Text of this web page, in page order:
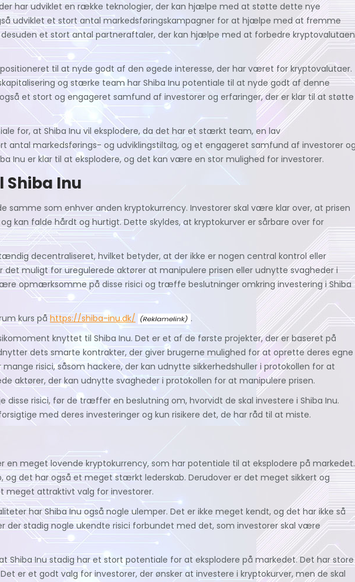
har udviklet en række teknologier, der kan hjælpe med at støtte dette nye
udviklet et stort antal markedsføringskampagner for at hjælpe med at fremme
et stort antal partneraftaler, der kan hjælpe med at forbedre
til at nyde godt af den øgede interesse, der har været for kryptovalutaer.
og stærke team har Shiba Inu potentiale til at nyde godt af denne
et stort og engageret samfund af investorer og erfaringer, der er klar til at støtte
for, at Shiba Inu vil eksplodere, da det har et stærkt team, en lav
antal markedsførings- og udviklingstiltag, og et engageret samfund af investorer
Inu er klar til at eksplodere, og det kan være en stor mulighed for investorer.
Shiba Inu
samme som enhver anden kryptokurrency. Investorer skal være klar over, at prisen
kan falde hårdt og hurtigt. Dette skyldes, at kryptokurver er sårbare over for
decentraliseret, hvilket betyder, at der ikke er nogen central kontrol eller
det muligt for uregulerede aktører at manipulere prisen eller udnytte svagheder i
opmærksomme på disse risici og træffe beslutninger omkring investering i Shiba
kurs påhttps://shiba-inu.dk/
.
knyttet til Shiba Inu. Det er et af de første projekter, der er baseret på
dets smarte kontrakter, der giver brugerne mulighed for at oprette deres egne
risici, såsom hackere, der kan udnytte sikkerhedshuller i protokollen for at
aktører, der kan udnytte svagheder i protokollen for at manipulere prisen.
disse risici, før de træffer en beslutning om, hvorvidt de skal investere i Shiba Inu.
med deres investeringer og kun risikere det, de har råd til at miste.
en meget lovende kryptokurrency, som har potentiale til at eksplodere på markedet.
det har også et meget stærkt lederskab. Derudover er det meget sikkert og
meget attraktivt valg for investorer.
har Shiba Inu også nogle ulemper. Det er ikke meget kendt, og det har ikke så
der stadig nogle ukendte risici forbundet med det, som investorer skal være
Shiba Inu stadig har et stort potentiale for at eksplodere på markedet. Det har store
er et godt valg for investorer, der ønsker at investere i kryptokurver, men de skal